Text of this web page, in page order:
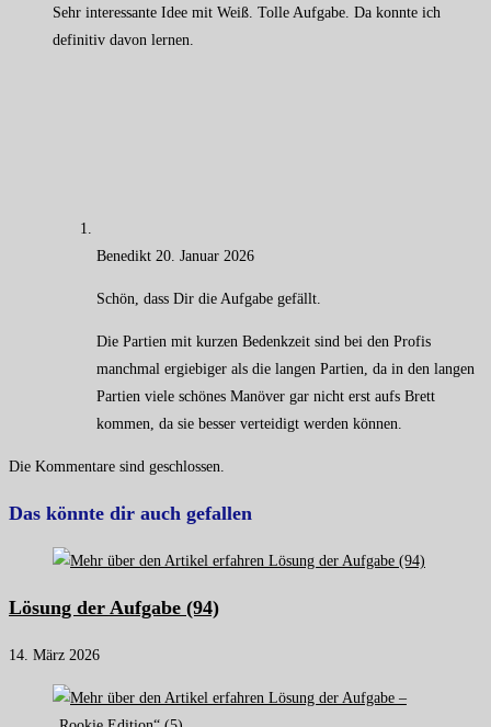
Sehr interessante Idee mit Weiß. Tolle Aufgabe. Da konnte ich
definitiv davon lernen.
Benedikt 20. Januar 2026
Schön, dass Dir die Aufgabe gefällt.
Die Partien mit kurzen Bedenkzeit sind bei den Profis
manchmal ergiebiger als die langen Partien, da in den langen
Partien viele schönes Manöver gar nicht erst aufs Brett
kommen, da sie besser verteidigt werden können.
Die Kommentare sind geschlossen.
Das könnte dir auch gefallen
Lösung der Aufgabe (94)
14. März 2026